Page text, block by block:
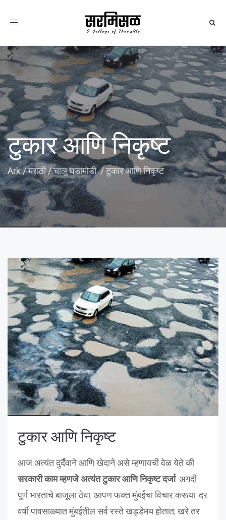
Toggle
टुकार आणि निकृष्ट
Ark/मराठी/चालू घडामोडी/टुकार आणि निकृष्ट
टुकार आणि निकृष्ट
आज अत्यंत दुर्दैवाने आणि खेदाने असे म्हणायची वेळ येते की
सरकारी काम म्हणजे अत्यंत टुकार आणि निकृष्ट दर्जा. अगदी
पूर्ण भारताचे बाजूला ठेवा, आपण फक्त मुंबईचा विचार करूया. दर
वर्षी पावसाळ्यात मुंबईतील सर्व रस्ते खड्डेमय होतात; खरे तर